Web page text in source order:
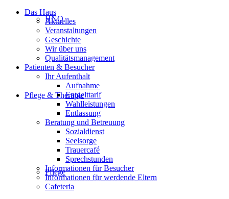
HNO
Pflege & Therapie
Pflege
Das Haus
Aktuelles
Veranstaltungen
Geschichte
Wir über uns
Qualitätsmanagement
Patienten & Besucher
Ihr Aufenthalt
Aufnahme
Entgelttarif
Wahlleistungen
Entlassung
Beratung und Betreuung
Sozialdienst
Seelsorge
Trauercafé
Sprechstunden
Informationen für Besucher
Informationen für werdende Eltern
Cafeteria